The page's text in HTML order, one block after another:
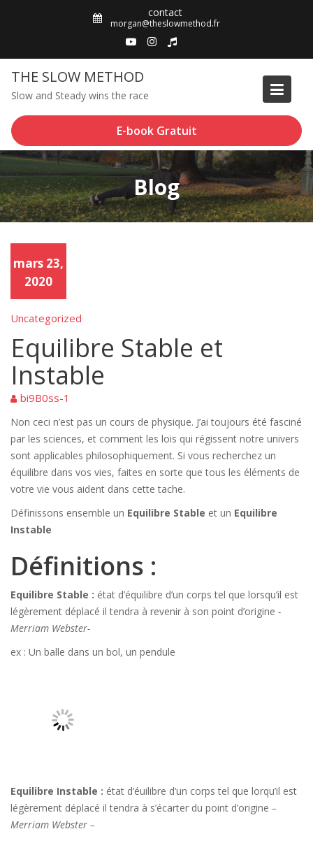
contact
morgan@theslowmethod.fr
THE SLOW METHOD
Slow and Steady wins the race
E-book Gratuit
Blog
mars 23,
2020
Uncategorized
Equilibre Stable et
Instable
bi9B0ss-1
Non ceci n’est pas un cours de physique. J’ai toujours été fasciné
par les sciences, et comment les lois qui régissent notre univers
sont applicables philosophiquement. Si vous recherchez un
équilibre dans vos vies, faites en sorte que tous les éléments de
votre vie vous aident dans cette tache.
Définissons ensemble un Equilibre Stable et un Equilibre
Instable
Définitions :
Equilibre Stable : état d’équilibre d’un corps tel que lorsqu’il est
légèrement déplacé il tendra à revenir à son point d’origine -
Merriam Webster-
ex : Un balle dans un bol, un pendule
Equilibre Instable : état d’éuilibre d’un corps tel que lorqu’il est
légèrement déplacé il tendra à s’écarter du point d’origine –
Merriam Webster –